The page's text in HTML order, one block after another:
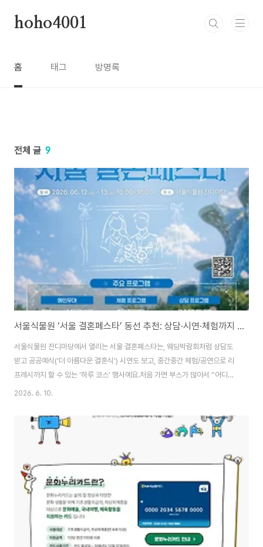
hoho4001
홈 태그 방명록
전체 글 9
서울식물원 ‘서울 결혼페스타’ 동선 추천: 상담·시연·체험까지 하루에 끝내는 방법
서울식물원 잔디마당에서 열리는 서울 결혼페스타는, 웨딩박람회처럼 상담도
받고 공공예식(‘더 아름다운 결혼식’) 시연도 보고, 중간중간 체험/공연으로 리
프레시까지 할 수 있는 ‘하루 코스’ 행사예요.처음 가면 부스가 많아서 “어디부
터 봐야 하지?” 싶을 수 있는데, 이날만큼은 많이 보기보다 잘 보기가 훨씬 중
핵심만 체크하고, 체험은 지치기 전에 딱 즐길 수 있어요.🌿핵심은 하나예요.
인기 상담 → 시연/공연으로 리셋 → 견적 정리 → 필요하면 추가 상담 서울 결
혼페스타 외부링크 소개 바로가기행사장 들어가자마자 5분 안에 끝내는 준비
안내부스에서 프로그램표(시간표) 한 장 챙기기휴대폰 메모장에 오늘 받을 상
담 2개만 적기 (예: 스드..
2026. 6. 10.